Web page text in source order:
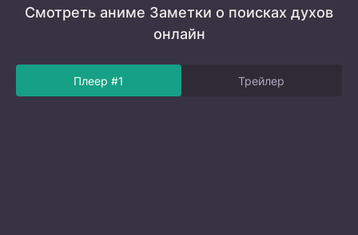
Смотреть аниме Заметки о поисках духов
онлайн
Плеер #1 Трейлер